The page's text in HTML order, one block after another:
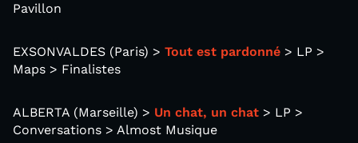
Pavillon
EXSONVALDES (Paris) > Tout est pardonné > LP >
Maps > Finalistes
ALBERTA (Marseille) > Un chat, un chat > LP >
Conversations > Almost Musique